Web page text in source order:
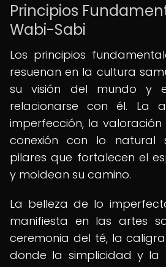
Principios
Wabi-Sabi
Los principios
resuenan en la cultura
su visión del mundo y
relacionarse con él. La
imperfección, la
conexión con lo natural
pilares que fortalecen el
y moldean su camino.
La belleza de lo
manifiesta en las artes
ceremonia del té, la
donde la simplicidad y la